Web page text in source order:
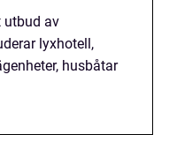
utbud av
lyxhotell,
husbåtar